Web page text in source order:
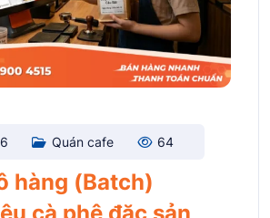
Quán cafe 64
hàng (Batch)